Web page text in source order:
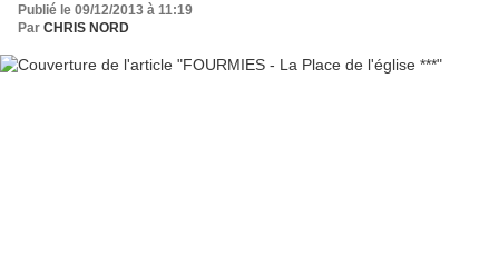
Publié le 09/12/2013 à 11:19
Par CHRIS NORD